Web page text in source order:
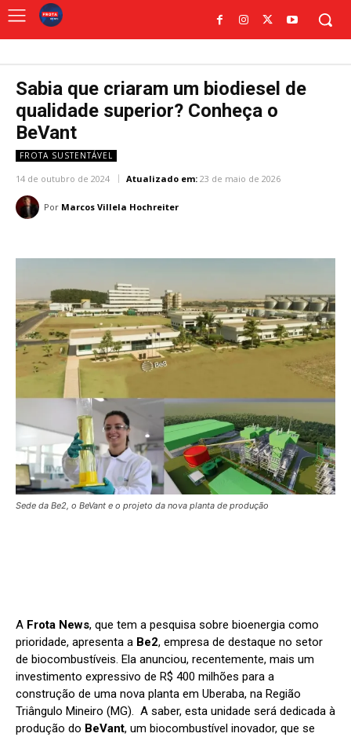
Sabia que criaram um biodiesel de
qualidade superior? Conheça o
BeVant
FROTA SUSTENTÁVEL
14 de outubro de 2024 Atualizado em: 23 de maio de 2026
Por Marcos Villela Hochreiter
Sede da Be2, o BeVant e o projeto da nova planta de produção
A Frota News, que tem a pesquisa sobre bioenergia como
prioridade, apresenta a Be2, empresa de destaque no setor
de biocombustíveis. Ela anunciou, recentemente, mais um
investimento expressivo de R$ 400 milhões para a
construção de uma nova planta em Uberaba, na Região
Triângulo Mineiro (MG). A saber, esta unidade será dedicada à
produção do BeVant, um biocombustível inovador, que se